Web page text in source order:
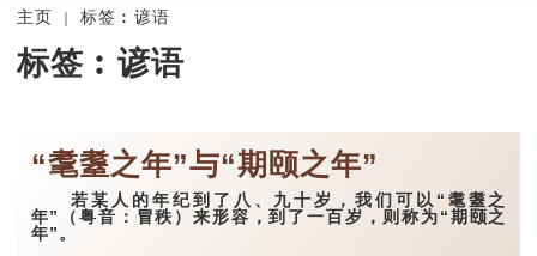
主页 标签︰谚语
标签︰谚语
“耄耋之年”与“期颐之年”
若某人的年纪到了八、九十岁，我们可以“耄耋之
年”（粤音：冒秩）来形容，到了一百岁，则称为“期颐之
年”。